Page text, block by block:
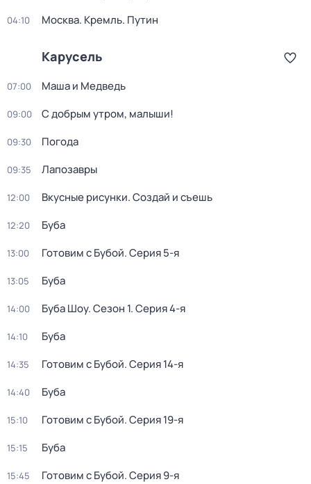
04:10 Москва. Кремль. Путин
Карусель
07:00 Маша и Медведь
09:00 С добрым утром, малыши!
09:30 Погода
09:35 Лапозавры
12:00 Вкусные рисунки. Создай и съешь
12:20 Буба
13:00 Готовим с Бубой. Серия 5-я
13:05 Буба
14:00 Буба Шоу. Сезон 1. Серия 4-я
14:10 Буба
14:35 Готовим с Бубой. Серия 14-я
14:40 Буба
15:10 Готовим с Бубой. Серия 19-я
15:15 Буба
15:45 Готовим с Бубой. Серия 9-я